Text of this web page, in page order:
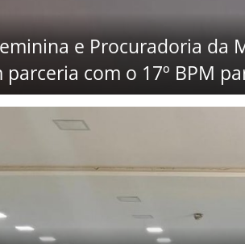
e Procuradoria da
com o 17º BPM